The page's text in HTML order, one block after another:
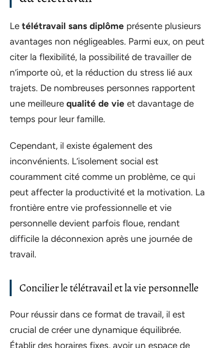
Le télétravail sans diplôme présente plusieurs
avantages non négligeables. Parmi eux, on peut
citer la flexibilité, la possibilité de travailler de
n’importe où, et la réduction du stress lié aux
trajets. De nombreuses personnes rapportent
une meilleure qualité de vie et davantage de
temps pour leur famille.
Cependant, il existe également des
inconvénients. L’isolement social est
couramment cité comme un problème, ce qui
peut affecter la productivité et la motivation. La
frontière entre vie professionnelle et vie
personnelle devient parfois floue, rendant
difficile la déconnexion après une journée de
travail.
Concilier le télétravail et la vie personnelle
Pour réussir dans ce format de travail, il est
crucial de créer une dynamique équilibrée.
Établir des horaires fixes, avoir un espace de